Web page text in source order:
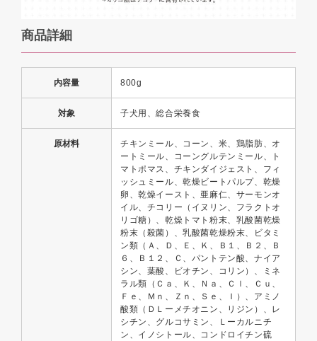
商品詳細
内容量 800g
対象 子犬用、総合栄養食
原材料
チキンミール、コーン、米、鶏脂肪、オ
ートミール、コーングルテンミール、ト
マトポマス、チキンダイジェスト、フィ
ッシュミール、乾燥ビートパルプ、乾燥
卵、乾燥イースト、亜麻仁、サーモンオ
イル、チコリー（イヌリン、フラクトオ
リゴ糖）、乾燥トマト粉末、乳酸菌乾燥
粉末（殺菌）、乳酸菌乾燥粉末、ビタミ
ン類（Ａ、Ｄ、Ｅ、Ｋ、Ｂ１、Ｂ２、Ｂ
６、Ｂ１２、Ｃ、パントテン酸、ナイア
シン、葉酸、ビオチン、コリン）、ミネ
ラル類（Ｃａ、Ｋ、Ｎａ、Ｃｌ、Ｃｕ、
Ｆｅ、Ｍｎ、Ｚｎ、Ｓｅ、Ｉ）、アミノ
酸類（ＤＬーメチオニン、リジン）、レ
シチン、グルコサミン、Ｌーカルニチ
ン、イノシトール、コンドロイチン硫